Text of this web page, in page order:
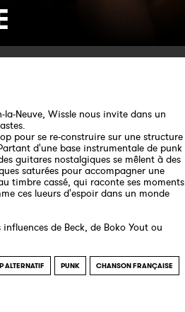
la-Neuve, Wissle nous invite dans un
pour se re-construire sur une structure
d'une base instrumentale de punk
guitares nostalgiques se mêlent à des
saturées pour accompagner une
timbre cassé, qui raconte ses moments
ces lueurs d'espoir dans un monde
de Beck, de Boko Yout ou
ALTERNATIF PUNK CHANSON FRANÇAISE